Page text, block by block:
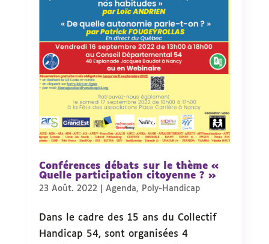
Conférences débats sur le thème «
Quelle participation citoyenne ? »
23 Août. 2022 Agenda, Poly-Handicap
Dans le cadre des 15 ans du Collectif
Handicap 54, sont organisées 4